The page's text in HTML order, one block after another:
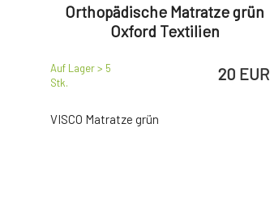
Orthopädische Matratze grün
Oxford Textilien
Auf Lager > 5
Stk.
20 EUR
VISCO Matratze grün